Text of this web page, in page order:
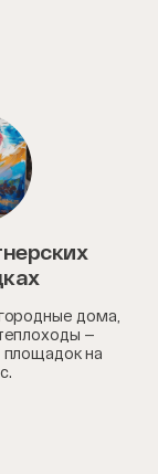
дома,
—
площадок на